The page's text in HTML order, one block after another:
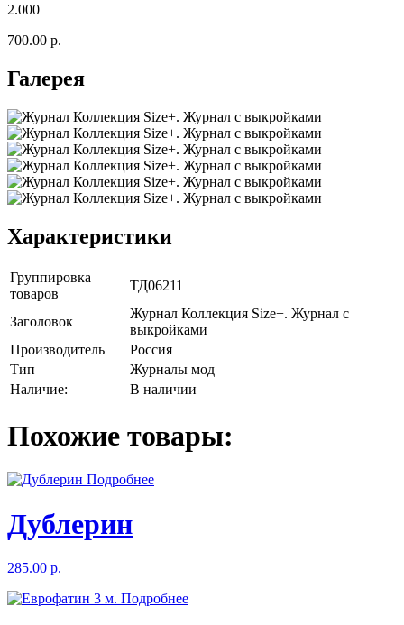
2.000
700.00 р.
Галерея
Характеристики
Группировка
товаров
ТД06211
Заголовок
Журнал Коллекция Size+. Журнал с
выкройками
Производитель
Россия
Тип
Журналы мод
Наличие:
В наличии
Похожие товары:
Подробнее
Дублерин
285.00 р.
Подробнее